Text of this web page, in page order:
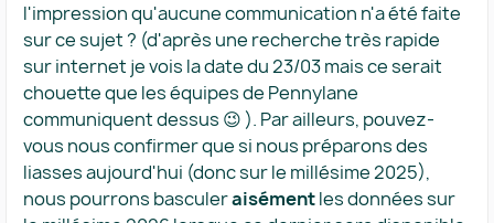
l'impression qu'aucune communication n'a été faite
sur ce sujet ? (d'après une recherche très rapide
sur internet je vois la date du 23/03 mais ce serait
chouette que les équipes de Pennylane
communiquent dessus 😉 ). Par ailleurs, pouvez-
vous nous confirmer que si nous préparons des
liasses aujourd'hui (donc sur le millésime 2025),
nous pourrons basculeraisémentles données sur